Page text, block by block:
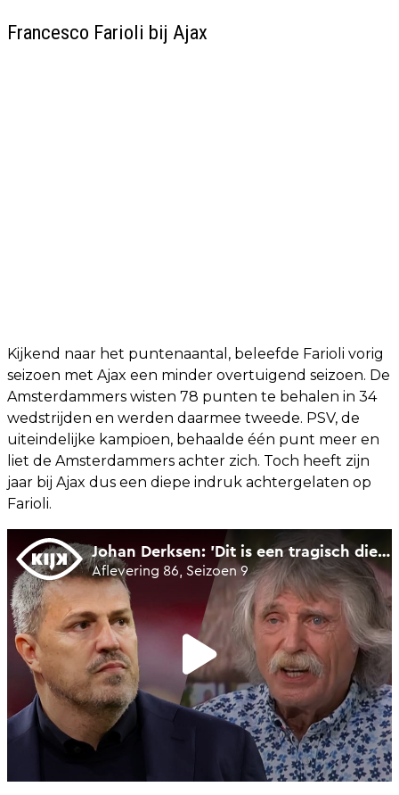
Francesco Farioli bij Ajax
Kijkend naar het puntenaantal, beleefde Farioli vorig
seizoen met Ajax een minder overtuigend seizoen. De
Amsterdammers wisten 78 punten te behalen in 34
wedstrijden en werden daarmee tweede. PSV, de
uiteindelijke kampioen, behaalde één punt meer en
liet de Amsterdammers achter zich. Toch heeft zijn
jaar bij Ajax dus een diepe indruk achtergelaten op
Farioli.